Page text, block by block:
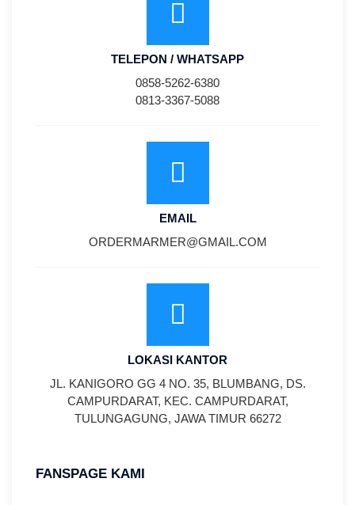
TELEPON / WHATSAPP
0858-5262-6380
0813-3367-5088
EMAIL
ORDERMARMER@GMAIL.COM
LOKASI KANTOR
JL. KANIGORO GG 4 NO. 35, BLUMBANG, DS.
CAMPURDARAT, KEC. CAMPURDARAT,
TULUNGAGUNG, JAWA TIMUR 66272
FANSPAGE KAMI